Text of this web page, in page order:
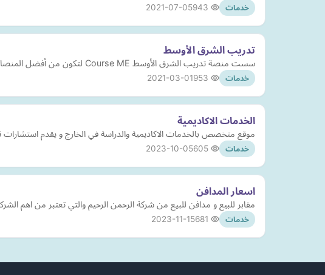
خدمات 2021-07-05
تدريب الشرق الأوسط
سست منصة تدريب الشرق الأوسط Course ME لتكون من أفضل المنصات في عالمنا العربي للتدريب الإلكتروني المسجل والمباشر.
خدمات 2021-03-01
الخدمات الاكاديمية
موقع متخصص بالخدمات الاكاديمية والدراسة في الخارج و يقدم استشارات
خدمات 2023-10-05
اسعار المدافن
مقابر للبيع و مدافن للبيع من شركة الرحمن الرحيم والتي تعتبر من اهم
خدمات 2023-11-15